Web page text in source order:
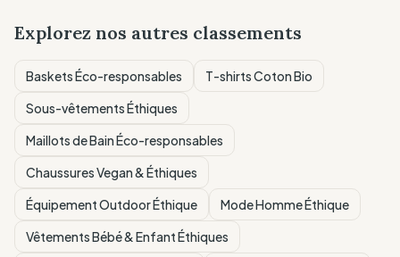
Explorez nos autres classements
Baskets Éco-responsables
T-shirts Coton Bio
Sous-vêtements Éthiques
Maillots de Bain Éco-responsables
Chaussures Vegan & Éthiques
Équipement Outdoor Éthique
Mode Homme Éthique
Vêtements Bébé & Enfant Éthiques